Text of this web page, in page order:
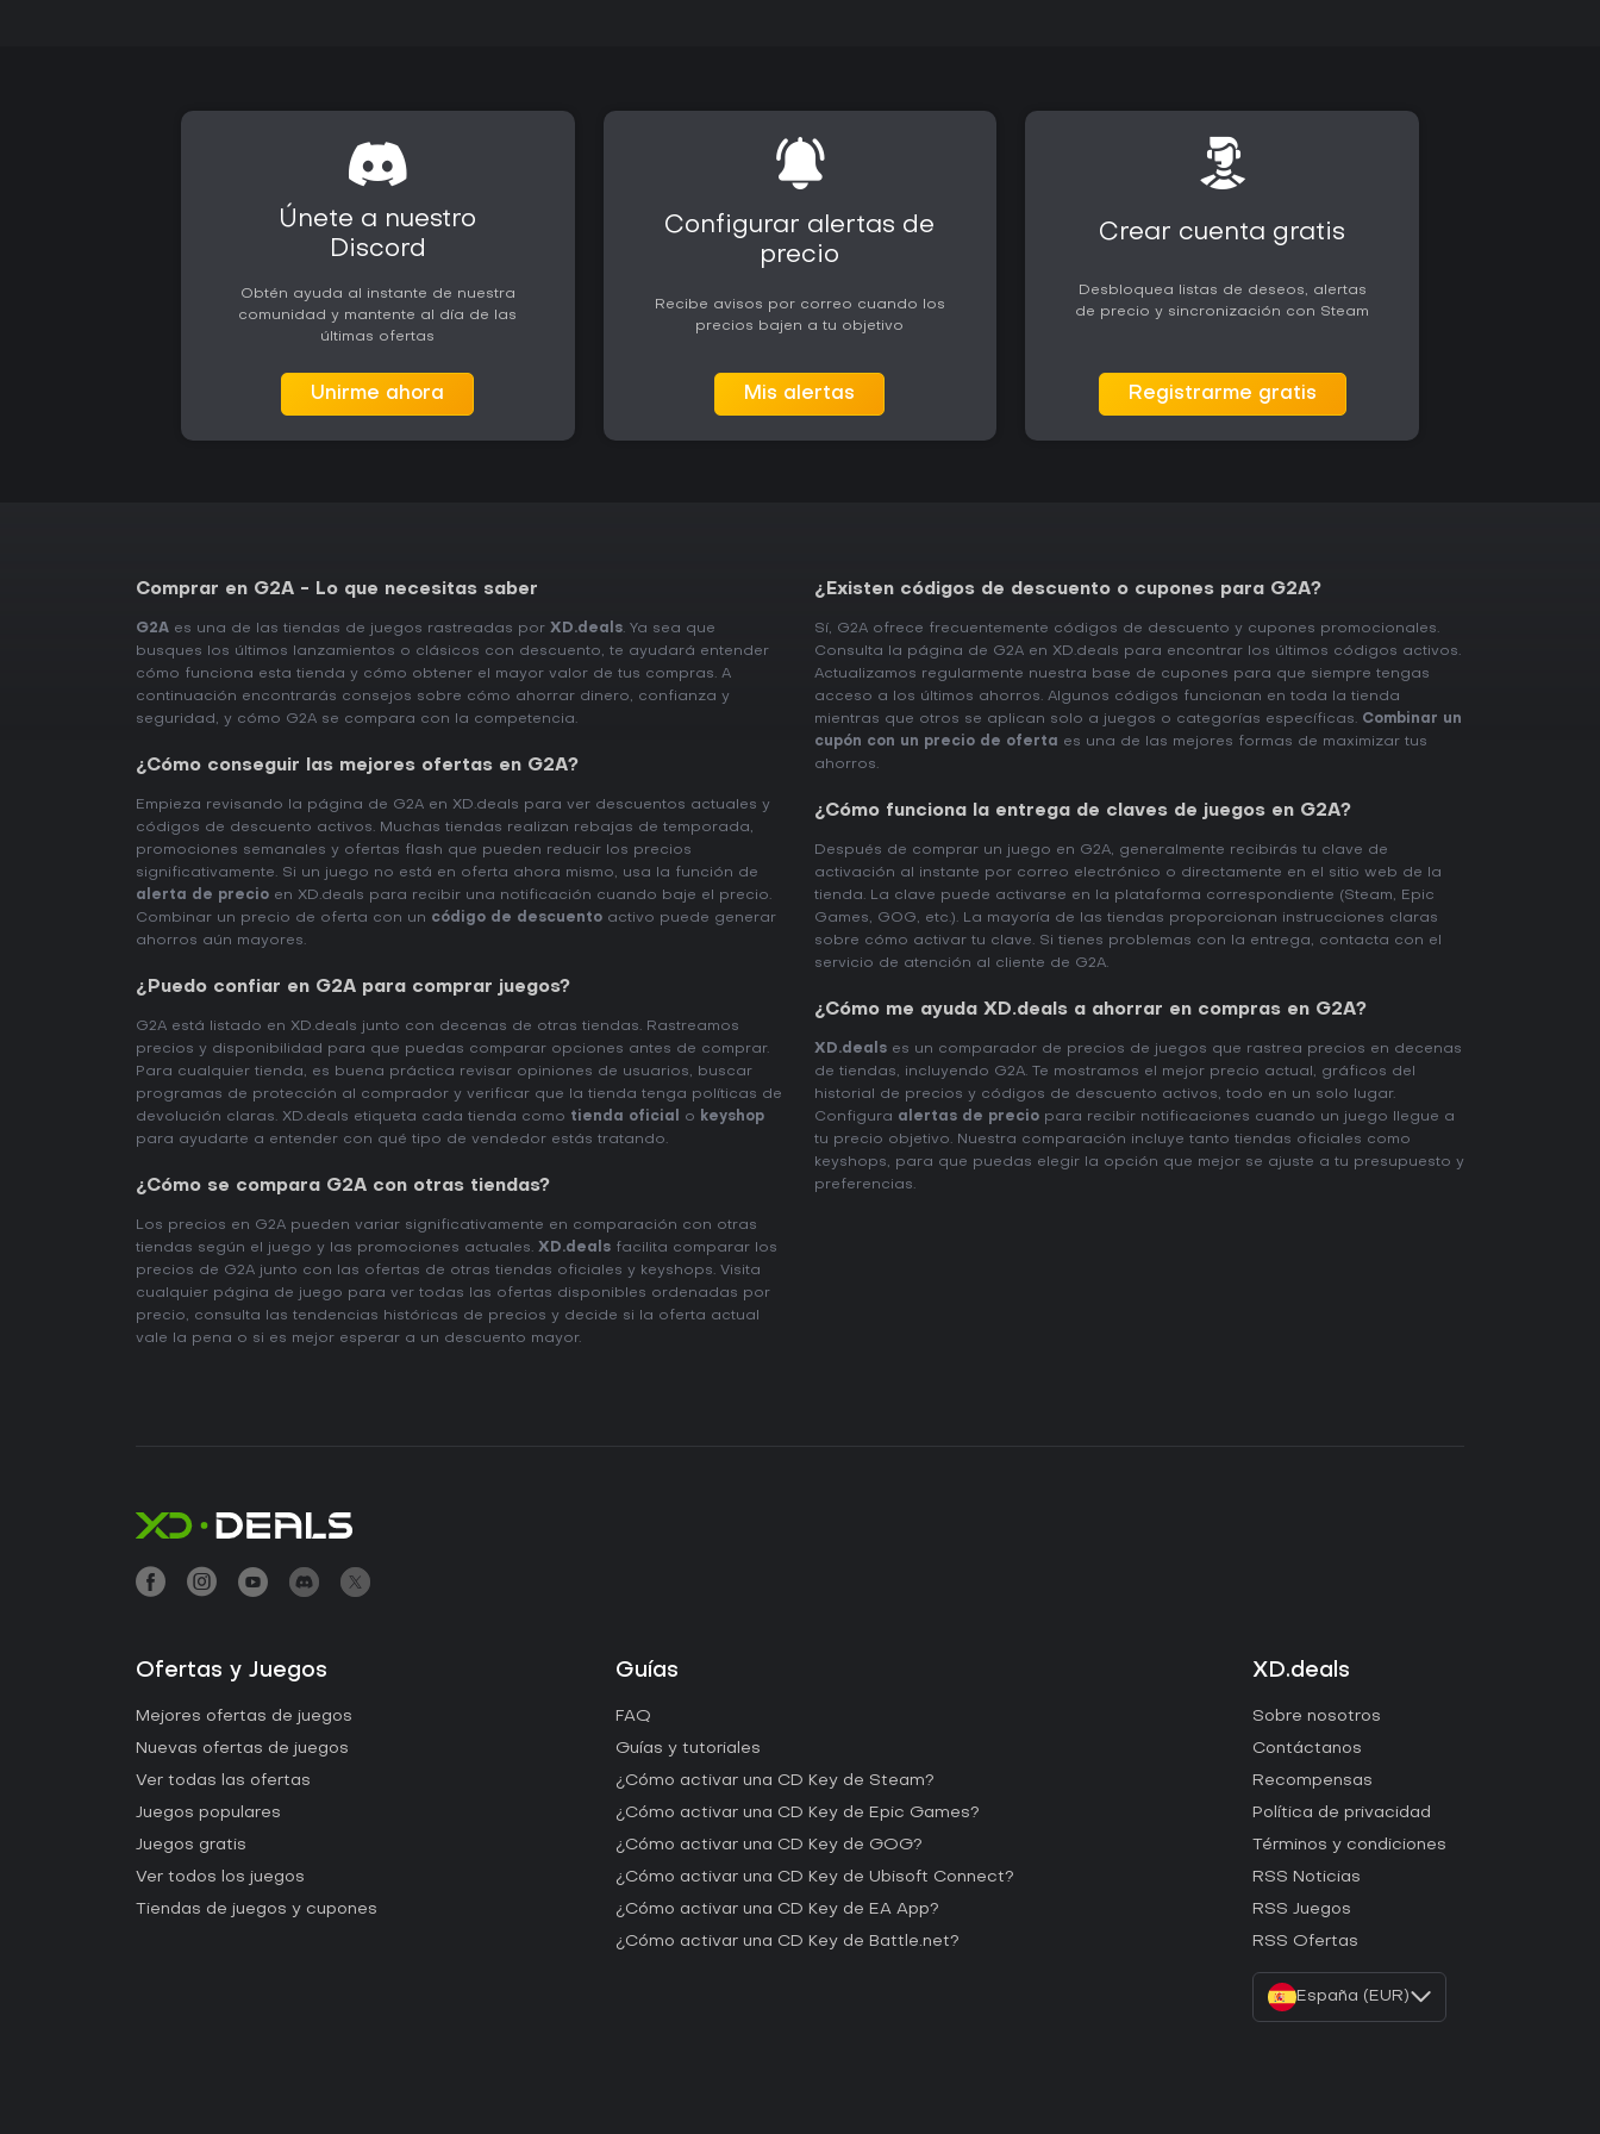
Únete a nuestro
Discord
Obtén ayuda al instante de nuestra
comunidad y mantente al día de las
últimas ofertas
Unirme ahora
Configurar alertas de
precio
Recibe avisos por correo cuando los
precios bajen a tu objetivo
Mis alertas
Crear cuenta gratis
Desbloquea listas de deseos, alertas
de precio y sincronización con Steam
Registrarme gratis
Comprar en G2A - Lo que necesitas saber
G2A es una de las tiendas de juegos rastreadas por XD.deals. Ya sea que
busques los últimos lanzamientos o clásicos con descuento, te ayudará entender
cómo funciona esta tienda y cómo obtener el mayor valor de tus compras. A
continuación encontrarás consejos sobre cómo ahorrar dinero, confianza y
seguridad, y cómo G2A se compara con la competencia.
¿Cómo conseguir las mejores ofertas en G2A?
Empieza revisando la página de G2A en XD.deals para ver descuentos actuales y
códigos de descuento activos. Muchas tiendas realizan rebajas de temporada,
promociones semanales y ofertas flash que pueden reducir los precios
significativamente. Si un juego no está en oferta ahora mismo, usa la función de
alerta de precio en XD.deals para recibir una notificación cuando baje el precio.
Combinar un precio de oferta con un código de descuento activo puede generar
ahorros aún mayores.
¿Puedo confiar en G2A para comprar juegos?
G2A está listado en XD.deals junto con decenas de otras tiendas. Rastreamos
precios y disponibilidad para que puedas comparar opciones antes de comprar.
Para cualquier tienda, es buena práctica revisar opiniones de usuarios, buscar
programas de protección al comprador y verificar que la tienda tenga políticas de
devolución claras. XD.deals etiqueta cada tienda como tienda oficial o
keyshop
para ayudarte a entender con qué tipo de vendedor estás tratando.
¿Cómo se compara G2A con otras tiendas?
Los precios en G2A pueden variar significativamente en comparación con otras
tiendas según el juego y las promociones actuales. XD.deals facilita comparar los
precios de G2A junto con las ofertas de otras tiendas oficiales y keyshops. Visita
cualquier página de juego para ver todas las ofertas disponibles ordenadas por
precio, consulta las tendencias históricas de precios y decide si la oferta actual
vale la pena o si es mejor esperar a un descuento mayor.
¿Existen códigos de descuento o cupones para G2A?
Sí, G2A ofrece frecuentemente códigos de descuento y cupones promocionales.
Consulta la página de G2A en XD.deals para encontrar los últimos códigos activos.
Actualizamos regularmente nuestra base de cupones para que siempre tengas
acceso a los últimos ahorros. Algunos códigos funcionan en toda la tienda
mientras que otros se aplican solo a juegos o categorías específicas. Combinar un
cupón con un precio de oferta es una de las mejores formas de maximizar tus
ahorros.
¿Cómo funciona la entrega de claves de juegos en G2A?
Después de comprar un juego en G2A, generalmente recibirás tu clave de
activación al instante por correo electrónico o directamente en el sitio web de la
tienda. La clave puede activarse en la plataforma correspondiente (Steam, Epic
Games, GOG, etc.). La mayoría de las tiendas proporcionan instrucciones claras
sobre cómo activar tu clave. Si tienes problemas con la entrega, contacta con el
servicio de atención al cliente de G2A.
¿Cómo me ayuda XD.deals a ahorrar en compras en G2A?
XD.deals es un comparador de precios de juegos que rastrea precios en decenas
de tiendas, incluyendo G2A. Te mostramos el mejor precio actual, gráficos del
historial de precios y códigos de descuento activos, todo en un solo lugar.
Configura alertas de precio para recibir notificaciones cuando un juego llegue a
tu precio objetivo. Nuestra comparación incluye tanto tiendas oficiales como
keyshops, para que puedas elegir la opción que mejor se ajuste a tu presupuesto y
preferencias.
Ofertas y Juegos
Mejores ofertas de juegos
Nuevas ofertas de juegos
Ver todas las ofertas
Juegos populares
Juegos gratis
Ver todos los juegos
Tiendas de juegos y cupones
Guías
FAQ
Guías y tutoriales
¿Cómo activar una CD Key de Steam?
¿Cómo activar una CD Key de Epic Games?
¿Cómo activar una CD Key de GOG?
¿Cómo activar una CD Key de Ubisoft Connect?
¿Cómo activar una CD Key de EA App?
¿Cómo activar una CD Key de Battle.net?
XD.deals
Sobre nosotros
Contáctanos
Recompensas
Política de privacidad
Términos y condiciones
RSS Noticias
RSS Juegos
RSS Ofertas
España (EUR)